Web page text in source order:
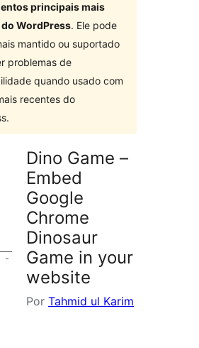
principais mais
WordPress. Ele pode
mantido ou suportado
problemas de
quando usado com
recentes do
Dino Game –
Embed
Google
Chrome
Dinosaur
Game in your
website
Por Tahmid ul Karim